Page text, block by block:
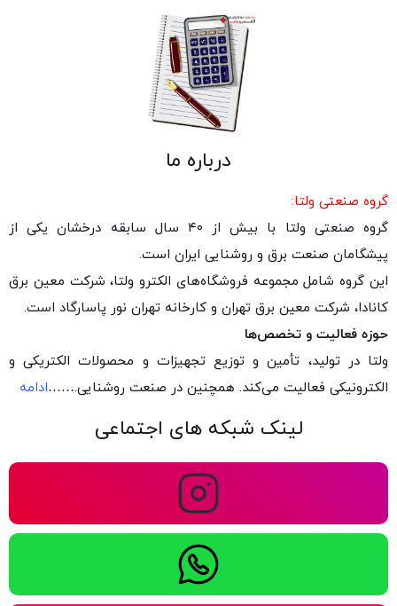
درباره ما
گروه صنعتی ولتا:
گروه صنعتی ولتا با بیش از ۴۰ سال سابقه درخشان یکی از
پیشگامان صنعت برق و روشنایی ایران است.
این گروه شامل مجموعه فروشگاه‌های الکترو ولتا، شرکت معین برق
کانادا، شرکت معین برق تهران و کارخانه تهران نور پاسارگاد است.
حوزه فعالیت و تخصص‌ها
ولتا در تولید، تأمین و توزیع تجهیزات و محصولات الکتریکی و
الکترونیکی فعالیت می‌کند. همچنین در صنعت روشنایی.……ادامه
لینک شبکه های اجتماعی